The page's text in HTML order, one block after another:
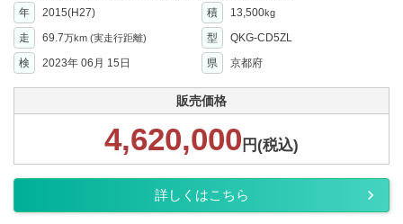
年 2015(H27) 積 13,500kg
走 69.7万km (実走行距離) 型
QKG-CD5ZL
検
2023年 06月 15日 県 京都府
販売価格
4,620,000 円(税込)
詳しくはこちら